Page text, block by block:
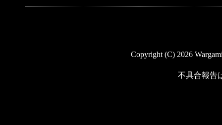
Copyright (C) 2026
不具合報告